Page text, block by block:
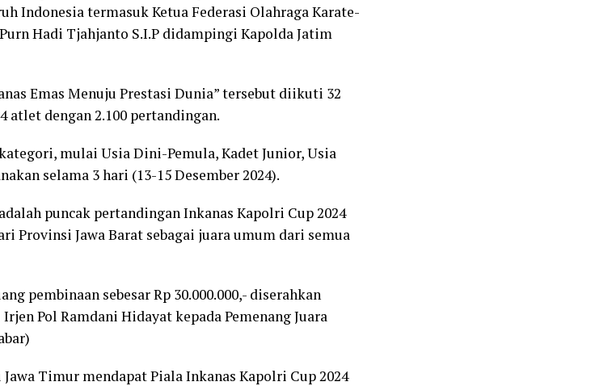
Indonesia termasuk Ketua Federasi Olahraga Karate-
Hadi Tjahjanto S.I.P didampingi Kapolda Jatim
Emas Menuju Prestasi Dunia” tersebut diikuti 32
dengan 2.100 pertandingan.
mulai Usia Dini-Pemula, Kadet Junior, Usia
selama 3 hari (13-15 Desember 2024).
puncak pertandingan Inkanas Kapolri Cup 2024
Provinsi Jawa Barat sebagai juara umum dari semua
pembinaan sebesar Rp 30.000.000,- diserahkan
Pol Ramdani Hidayat kepada Pemenang Juara
Timur mendapat Piala Inkanas Kapolri Cup 2024